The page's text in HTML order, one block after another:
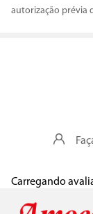
autorização prévia
Carregando